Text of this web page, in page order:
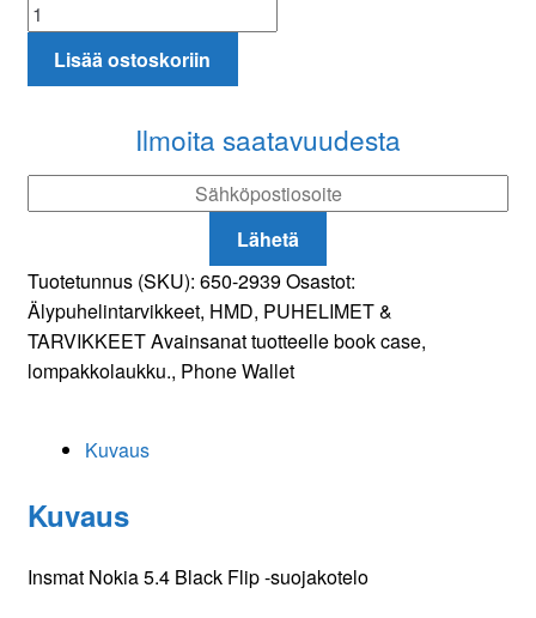
Insmat
Nokia
määrä
Lisää ostoskoriin
Ilmoita saatavuudesta
Lähetä
Tuotetunnus (SKU): 650-2939Osastot:
Älypuhelintarvikkeet, HMD, PUHELIMET &
TARVIKKEETAvainsanat tuotteellebook case,
lompakkolaukku., Phone Wallet
Kuvaus
Kuvaus
Insmat Nokia 5.4 Black Flip -suojakotelo